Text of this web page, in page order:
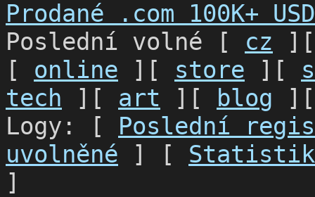
Prodané .com 100K+ USD
Poslední volné [ cz
[ online ][ store ][
tech ][ art ][ blog
Logy: [ Poslední
uvolněné ] [
]